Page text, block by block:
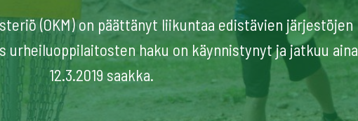
(OKM) on päättänyt liikuntaa edistävien järjestöjen
urheiluoppilaitosten haku on käynnistynyt ja jatkuu aina
12.3.2019 saakka.